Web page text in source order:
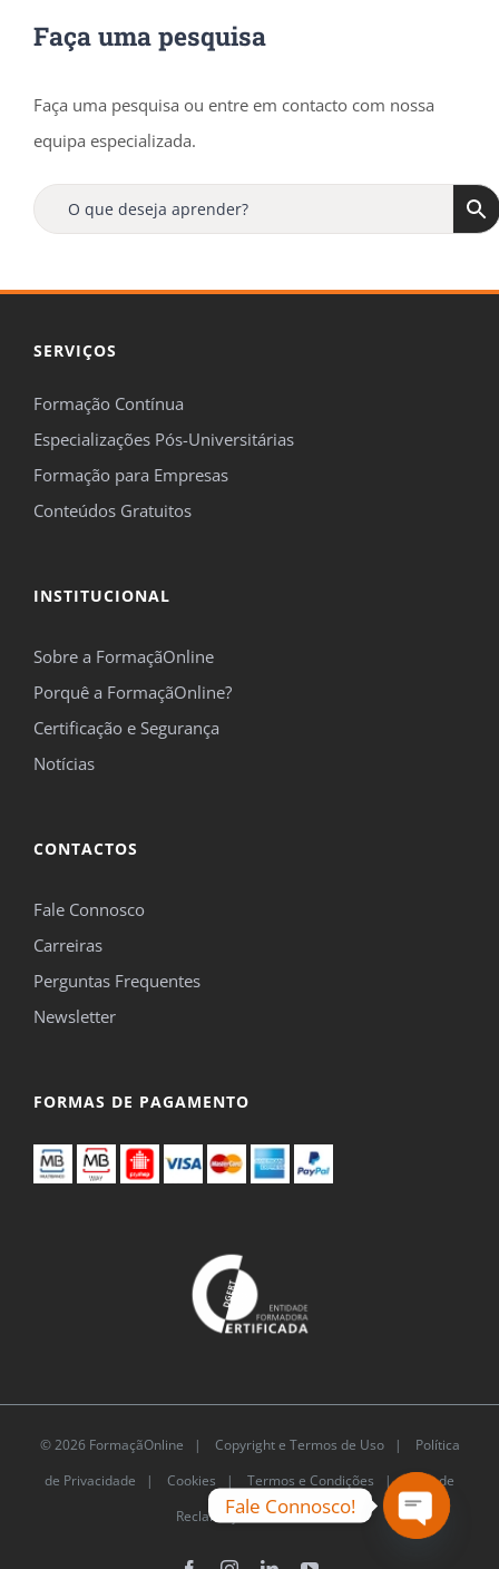
Faça uma pesquisa
Faça uma pesquisa ou entre em contacto com nossa
equipa especializada.
SERVIÇOS
Formação Contínua
Especializações Pós-Universitárias
Formação para Empresas
Conteúdos Gratuitos
INSTITUCIONAL
Sobre a FormaçãOnline
Porquê a FormaçãOnline?
Certificação e Segurança
Notícias
CONTACTOS
Fale Connosco
Carreiras
Perguntas Frequentes
Newsletter
FORMAS DE PAGAMENTO
© 2026 FormaçãOnline | Copyright e Termos de Uso|
Política
de Privacidade | Cookies | Termos e Condições |Livro de
Reclamações Eletrónico
Fale Connosco!